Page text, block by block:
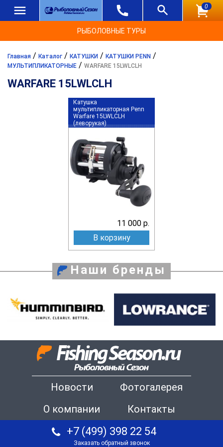
0
РЫБОЛОВНЫЕ ТУРЫ
Главная / Каталог / КАТУШКИ / КАТУШКИ PENN /
МУЛЬТИПЛИКАТОРНЫЕ / WARFARE 15LWLCLH
WARFARE 15LWLCLH
Катушка
мультипликаторная Penn
Warfare 15LWLCLH
(леворукая)
11 000 р.
В корзину
Наши бренды
Новости
Фотогалерея
О компании
Контакты
+7 (499) 398 22 54
Заказать обратный звонок